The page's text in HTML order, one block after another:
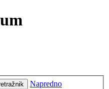
Napredno